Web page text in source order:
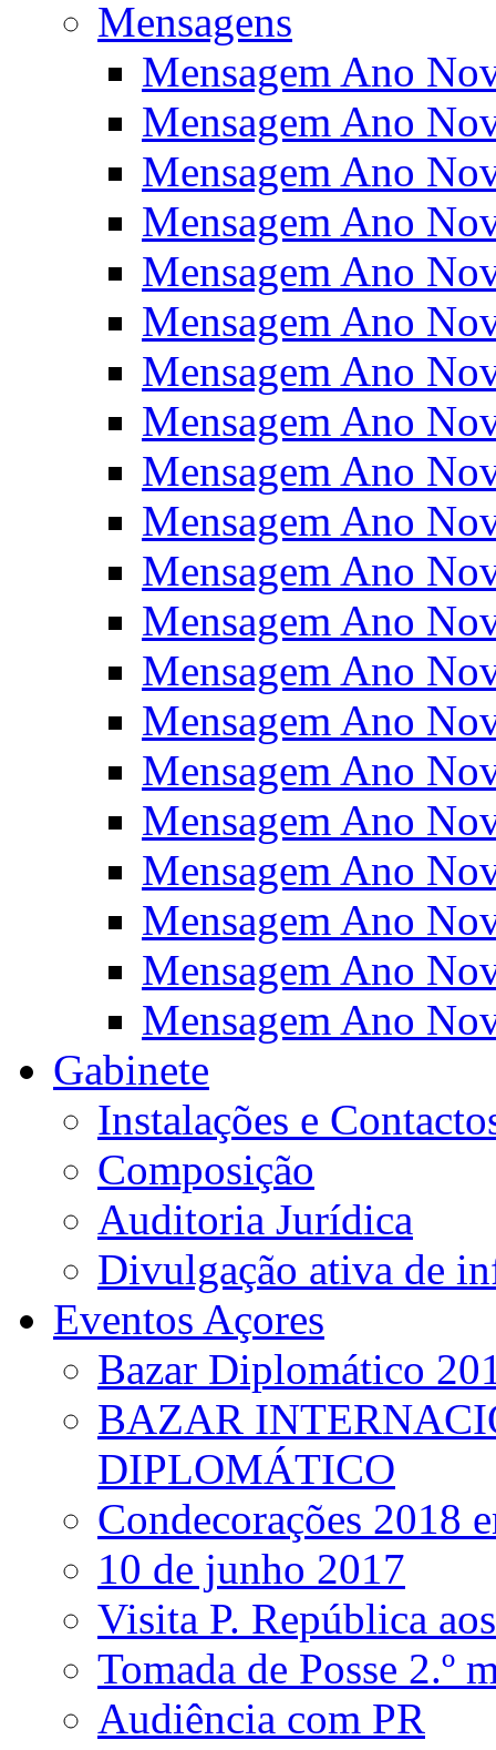
Mensagens
Mensagem Ano
Mensagem Ano
Mensagem Ano
Mensagem Ano
Mensagem Ano
Mensagem Ano
Mensagem Ano
Mensagem Ano
Mensagem Ano
Mensagem Ano
Mensagem Ano
Mensagem Ano
Mensagem Ano
Mensagem Ano
Mensagem Ano
Mensagem Ano
Mensagem Ano
Mensagem Ano
Mensagem Ano
Mensagem Ano
Gabinete
Instalações e
Composição
Auditoria Jurídica
Divulgação ativa de
Eventos Açores
Bazar Diplomático
BAZAR
DIPLOMÁTICO
Condecorações 2018
10 de junho 2017
Visita P. República
Tomada de Posse 2.º
Audiência com PR